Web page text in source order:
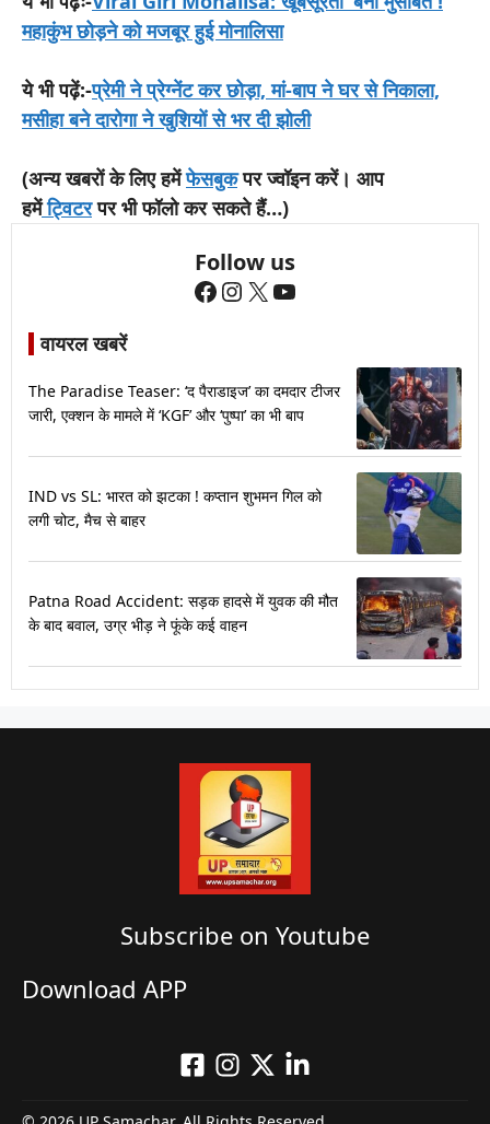
महाकुंभ छोड़ने को मजबूर हुई मोनालिसा
ये भी पढ़ें:-प्रेमी ने प्रेग्नेंट कर छोड़ा, मां-बाप ने घर से निकाला,
मसीहा बने दारोगा ने खुशियों से भर दी झोली
(अन्य खबरों के लिए हमेंफेसबुकपर ज्वॉइन करें। आप
हमेंट्विटरपर भी फॉलो कर सकते हैं…)
Follow us
Facebook
Instagram
X YouTube
वायरल खबरें
The Paradise Teaser: ‘द पैराडाइज’ का दमदार टीजर
जारी, एक्शन के मामले में ‘KGF’ और ‘पुष्पा’ का भी बाप
IND vs SL: भारत को झटका ! कप्तान शुभमन गिल को
लगी चोट, मैच से बाहर
Patna Road Accident: सड़क हादसे में युवक की मौत
के बाद बवाल, उग्र भीड़ ने फूंके कई वाहन
Subscribe on Youtube​
Download APP